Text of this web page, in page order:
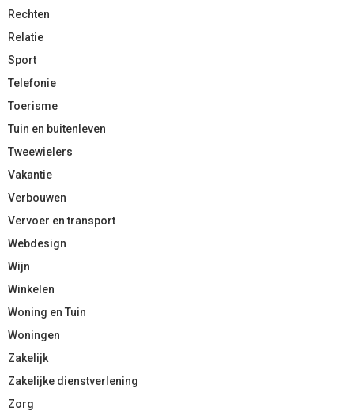
Rechten
Relatie
Sport
Telefonie
Toerisme
Tuin en buitenleven
Tweewielers
Vakantie
Verbouwen
Vervoer en transport
Webdesign
Wijn
Winkelen
Woning en Tuin
Woningen
Zakelijk
Zakelijke dienstverlening
Zorg